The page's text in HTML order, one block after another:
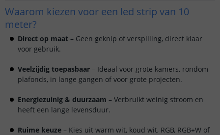
Waarom kiezen voor een led strip van 10
meter?
Direct op maat – Geen geknip of verspilling, direct klaar
voor gebruik.
Veelzijdig toepasbaar – Ideaal voor grote kamers, rondom
plafonds, in lange gangen of voor grote projecten.
Energiezuinig & duurzaam – Verbruikt weinig stroom en
heeft een lange levensduur.
Ruime keuze – Kies uit warm wit, koud wit, RGB, RGB+W of